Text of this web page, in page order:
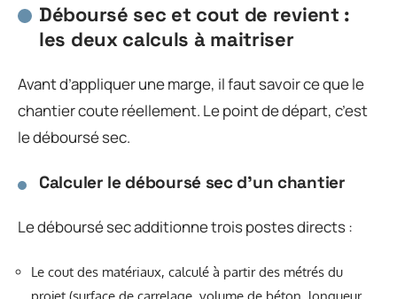
Déboursé sec et cout de revient :
les deux calculs à maitriser
Avant d’appliquer une marge, il faut savoir ce que le
chantier coute réellement. Le point de départ, c’est
le déboursé sec.
Calculer le déboursé sec d’un chantier
Le déboursé sec additionne trois postes directs :
Le cout des matériaux, calculé à partir des métrés du